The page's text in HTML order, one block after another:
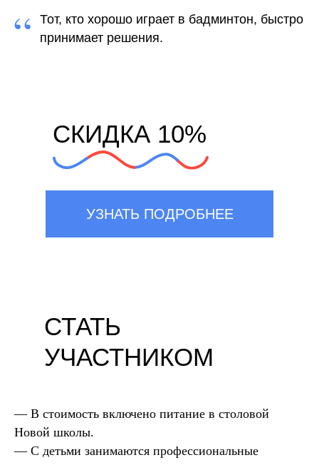
“
Тот, кто хорошо играет в бадминтон, быстро
принимает решения.
СКИДКА 10%
УЗНАТЬ ПОДРОБНЕЕ
СТАТЬ
УЧАСТНИКОМ
— В стоимость включено питание в столовой
Новой школы.
— С детьми занимаются профессиональные